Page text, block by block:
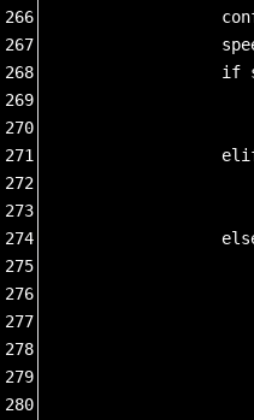
if
266
267
268
269
270
271
272
273
274
275
276
277
278
279
280